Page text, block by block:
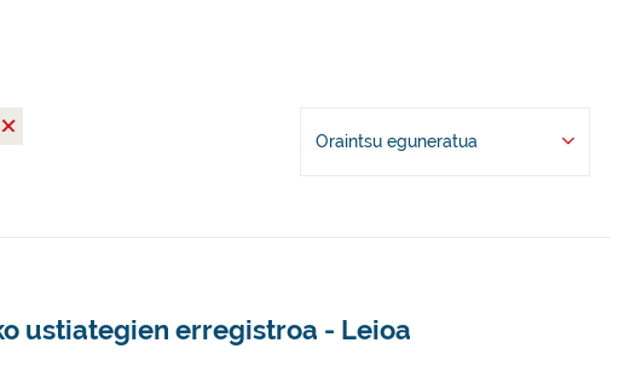
Oraintsu eguneratua
ustiategien erregistroa - Leioa